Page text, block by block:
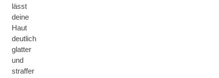
lässt
deine
Haut
deutlich
glatter
und
straffer